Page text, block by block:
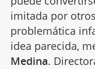
imitada por
problemática
idea parecida,
Medina.